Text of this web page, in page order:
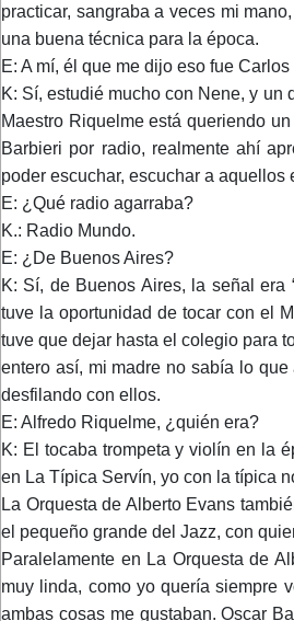
practicar, sangraba a veces mi
una buena técnica para la época.
E: A mí, él que me dijo eso fue
K: Sí, estudié mucho con Nene, y un
Maestro Riquelme está queriendo
Barbieri por radio, realmente ahí
poder escuchar, escuchar a aquellos
E: ¿Qué radio agarraba?
K.: Radio Mundo.
E: ¿De Buenos Aires?
K: Sí, de Buenos Aires, la señal era
tuve la oportunidad de tocar con el
tuve que dejar hasta el colegio para
entero así, mi madre no sabía lo
desfilando con ellos.
E: Alfredo Riquelme, ¿quién era?
K: El tocaba trompeta y violín en la
en La Típica Servín, yo con la típica
La Orquesta de Alberto Evans
el pequeño grande del Jazz, con
Paralelamente en La Orquesta de
muy linda, como yo quería siempre
ambas cosas me gustaban. Oscar